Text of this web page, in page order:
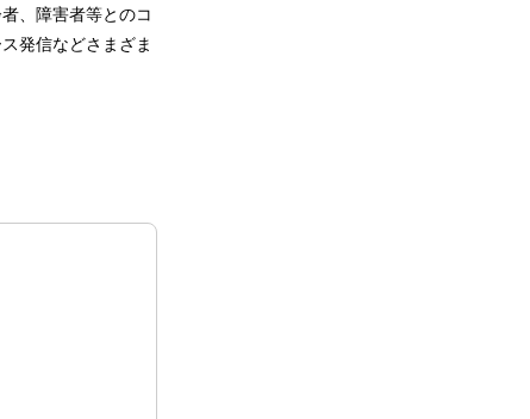
、障害者等とのコ
発信などさまざま